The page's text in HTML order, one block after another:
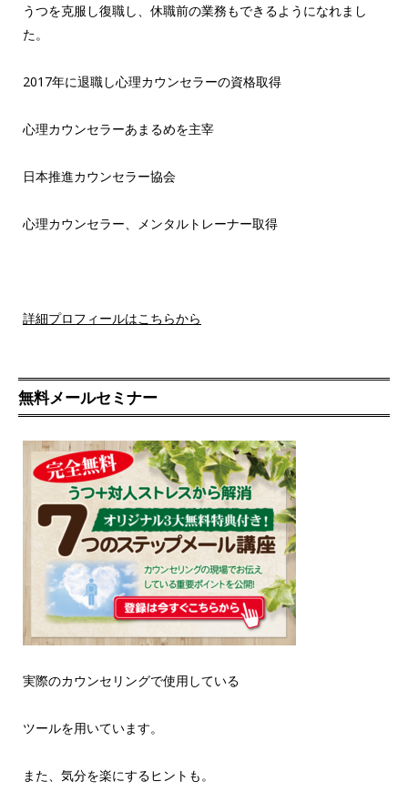
うつを克服し復職し、休職前の業務もできるようになれまし
た。
2017年に退職し心理カウンセラーの資格取得
心理カウンセラーあまるめを主宰
日本推進カウンセラー協会
心理カウンセラー、メンタルトレーナー取得
詳細プロフィールはこちらから
無料メールセミナー
実際のカウンセリングで使用している
ツールを用いています。
また、気分を楽にするヒントも。